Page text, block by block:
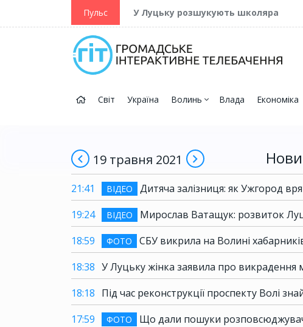
Пульс У Луцьку розшукують школяра
Світ Україна Волинь Влада Економіка
19 травня 2021
21:41 ВІДЕО
Дитяча залізниця: як Ужгород
19:24
ВІДЕО
Мирослав Ватащук: розвиток
18:59
ФОТО
СБУ викрила на Волині
18:38 У Луцьку жінка заявила про
18:18 Під час реконструкції проспекту Волі
17:59
ФОТО
Що дали пошуки